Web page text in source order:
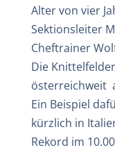
Alter von vier
Sektionsleiter
Cheftrainer
Die
österreichweit
Ein Beispiel
kürzlich in
Rekord im